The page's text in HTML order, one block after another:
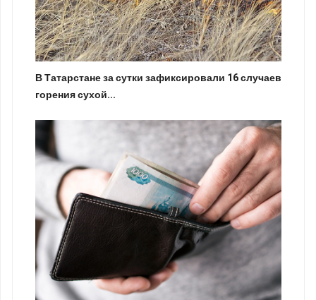
В Татарстане за сутки зафиксировали 16 случаев
горения сухой...